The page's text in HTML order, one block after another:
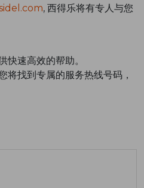
, 西得乐将有专人与您
快速高效的帮助。
将找到专属的服务热线号码，